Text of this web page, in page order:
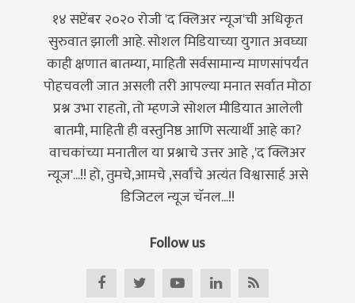
१४ सप्टेंबर २०२० रोजी 'द क्लिअर न्यूज'ची अधिकृत
सुरुवात झाली आहे. सोशल मिडियाच्या युगात अवघ्या
काही क्षणात बातम्या, माहिती सर्वसामान्य माणसांपर्यंत
पोहचवली जात असली तरी आपल्या मनात सर्वात मोठा
प्रश्न उभा राहतो, तो म्हणजे सोशल मीडियात आलेली
बातमी, माहिती ही वस्तुनिष्ठ आणि सत्यार्थी आहे का?
वाचकांच्या मनातील या प्रश्नाचे उत्तर आहे ,'द क्लिअर
न्यूज'...!! हो, तुमचे,आमचे ,सर्वांचे अत्यंत विश्वासार्ह असे
डिजिटल न्यूज चॅनल...!!
Follow us